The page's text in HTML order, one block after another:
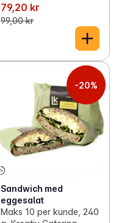
79,20 kr
99,00 kr
-20%
Sandwich med
eggesalat
Maks 10 per kunde, 240